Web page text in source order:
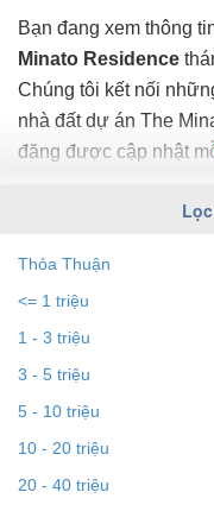
Bạn đang xem thông
Minato Residence
Chúng tôi kết nối
nhà đất dự án The
đăng được cập nhật
Minato Residence
ngủ và hướng để tìm
năng gợi ý những
bạn dễ dàng tìm ra
Residence
nhanh
truy cập vào
Thỏa Thuận
<= 1 triệu
1 - 3 triệu
3 - 5 triệu
5 - 10 triệu
10 - 20 triệu
20 - 40 triệu